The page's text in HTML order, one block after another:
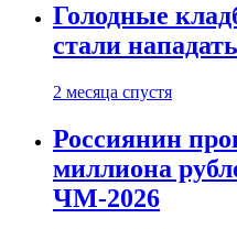
Голодные
стали
2 месяца спустя
Россиянин
миллиона
ЧМ-2026